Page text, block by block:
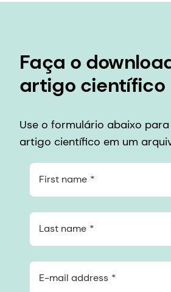
Faça o
artigo científico
Use o formulário abaixo
artigo científico em um
First name
Last name
E-mail address